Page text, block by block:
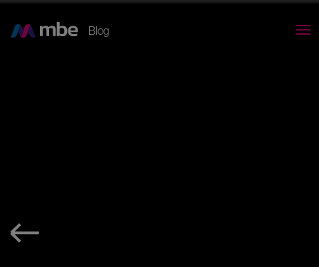
Blog